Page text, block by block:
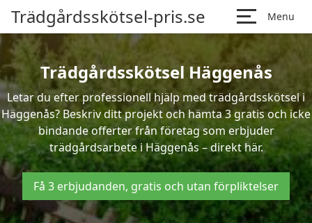
Trädgårdsskötsel-pris.se Menu
Trädgårdsskötsel Häggenås
Letar du efter professionell hjälp med trädgårdsskötsel i
Häggenås? Beskriv ditt projekt och hämta 3 gratis och icke
bindande offerter från företag som erbjuder
trädgårdsarbete i Häggenås – direkt här.
Få 3 erbjudanden, gratis och utan förpliktelser